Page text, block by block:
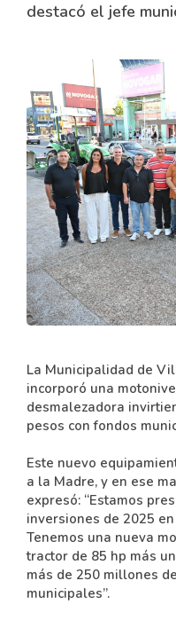
destacó el jefe
La Municipalidad de
incorporó una
desmalezadora
pesos con fondos
Este nuevo
a la Madre, y en ese
expresó: “Estamos
inversiones de 2025
Tenemos una nueva
tractor de 85 hp más
más de 250 millones
municipales”.